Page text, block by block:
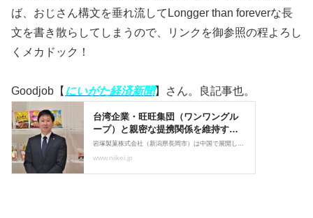
ば、おじさん構文を垂れ流してLongger than foreverな長
文を書き散らしてしまうので、リンクを御参照の程よろし
くメカドック！
Goodjob【 にいがた経済新聞】さん。良記事也。